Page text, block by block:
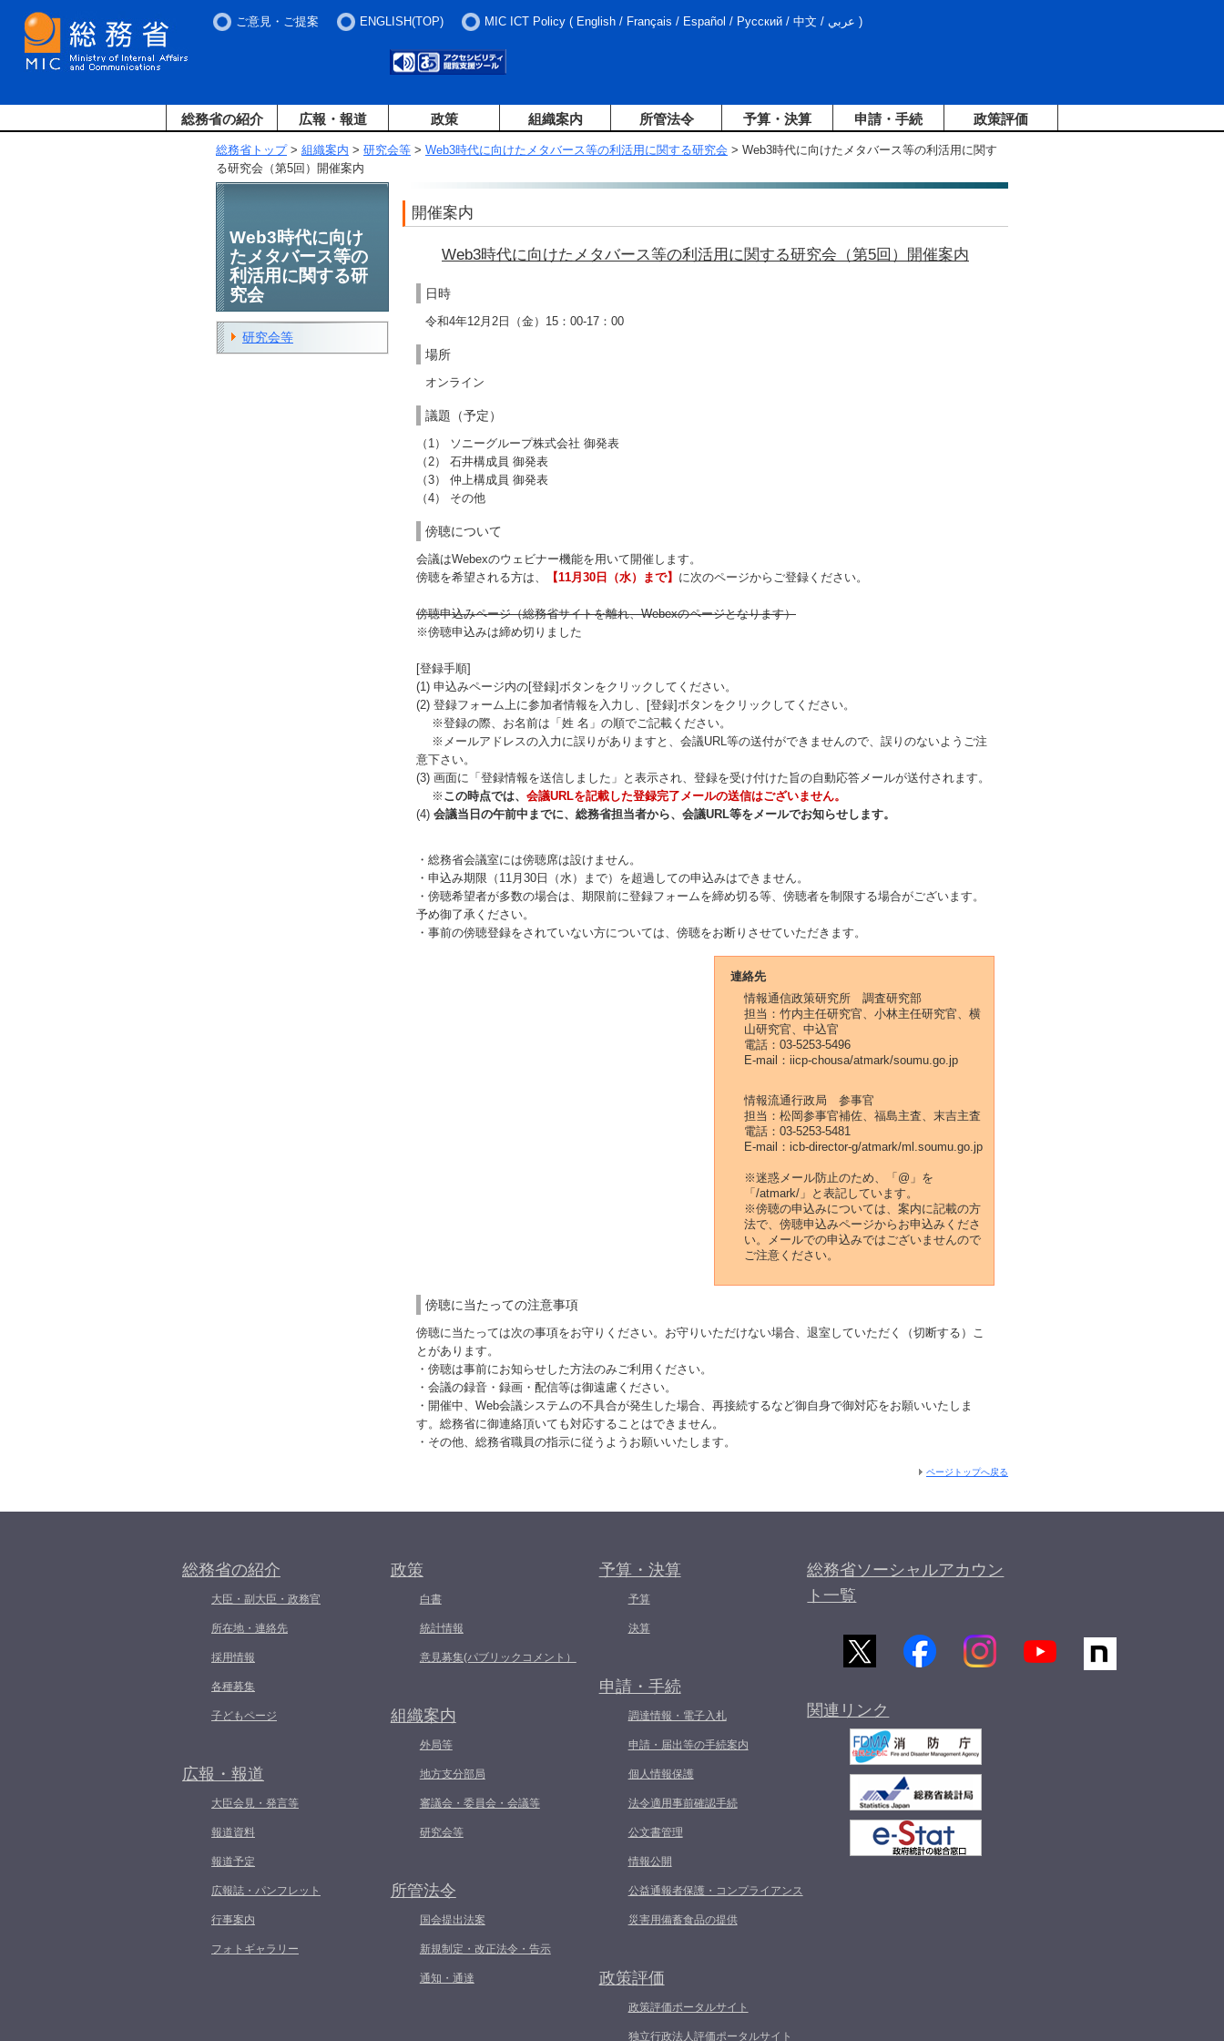
ご意見・ご提案 ENGLISH(TOP) MIC ICT Policy ( English / Français / Español / Русский / 中文 / عربي )
総務省の紹介 広報・報道 政策 組織案内 所管法令 予算・決算 申請・手続 政策評価
総務省トップ> 組織案内 > 研究会等 > Web3時代に向けたメタバース等の利活用に関する研究会 > Web3時代に向けたメタバース等の利活用に関す
る研究会（第5回）開催案内
開催案内
Web3時代に向けたメタバース等の利活用に関する研究会（第5回）開催案内
日時
令和4年12月2日（金）15：00-17：00
場所
オンライン
議題（予定）
（1） ソニーグループ株式会社 御発表
（2） 石井構成員 御発表
（3） 仲上構成員 御発表
（4） その他
傍聴について
会議はWebexのウェビナー機能を用いて開催します。
傍聴を希望される方は、
【11月30日（水）まで】 に次のページからご登録ください。
傍聴申込みページ（総務省サイトを離れ、Webexのページとなります）
※傍聴申込みは締め切りました
[登録手順]
(1) 申込みページ内の[登録]ボタンをクリックしてください。
(2) 登録フォーム上に参加者情報を入力し、[登録]ボタンをクリックしてください。
※登録の際、お名前は「姓 名」の順でご記載ください。
※メールアドレスの入力に誤りがありますと、会議URL等の送付ができませんので、誤りのないようご注
意下さい。
(3) 画面に「登録情報を送信しました」と表示され、登録を受け付けた旨の自動応答メールが送付されます。
※ この時点では、 会議URLを記載した登録完了メールの送信はございません。
(4) 会議当日の午前中までに、総務省担当者から、会議URL等をメールでお知らせします。
・総務省会議室には傍聴席は設けません。
・申込み期限（11月30日（水）まで）を超過しての申込みはできません。
・傍聴希望者が多数の場合は、期限前に登録フォームを締め切る等、傍聴者を制限する場合がございます。
予め御了承ください。
・事前の傍聴登録をされていない方については、傍聴をお断りさせていただきます。
連絡先
情報通信政策研究所 調査研究部
担当：竹内主任研究官、小林主任研究官、横
山研究官、中込官
電話：03-5253-5496
E-mail：iicp-chousa/atmark/soumu.go.jp
情報流通行政局 参事官
担当：松岡参事官補佐、福島主査、末吉主査
電話：03-5253-5481
E-mail：icb-director-g/atmark/ml.soumu.go.jp
※迷惑メール防止のため、「@」を
「/atmark/」と表記しています。
※傍聴の申込みについては、案内に記載の方
法で、傍聴申込みページからお申込みくださ
い。メールでの申込みではございませんので
ご注意ください。
傍聴に当たっての注意事項
傍聴に当たっては次の事項をお守りください。お守りいただけない場合、退室していただく（切断する）こ
とがあります。
・傍聴は事前にお知らせした方法のみご利用ください。
・会議の録音・録画・配信等は御遠慮ください。
・開催中、Web会議システムの不具合が発生した場合、再接続するなど御自身で御対応をお願いいたしま
す。総務省に御連絡頂いても対応することはできません。
・その他、総務省職員の指示に従うようお願いいたします。
ページトップへ戻る
Web3時代に向け
たメタバース等の
利活用に関する研
究会
研究会等
総務省の紹介
大臣・副大臣・政務官
所在地・連絡先
採用情報
各種募集
子どもページ
広報・報道
大臣会見・発言等
報道資料
報道予定
広報誌・パンフレット
行事案内
フォトギャラリー
政策
白書
統計情報
意見募集(パブリックコメント）
組織案内
外局等
地方支分部局
審議会・委員会・会議等
研究会等
所管法令
国会提出法案
新規制定・改正法令・告示
通知・通達
予算・決算
予算
決算
申請・手続
調達情報・電子入札
申請・届出等の手続案内
個人情報保護
法令適用事前確認手続
公文書管理
情報公開
公益通報者保護・コンプライアンス
災害用備蓄食品の提供
政策評価
政策評価ポータルサイト
独立行政法人評価ポータルサイト
総務省ソーシャルアカウン
ト一覧
関連リンク